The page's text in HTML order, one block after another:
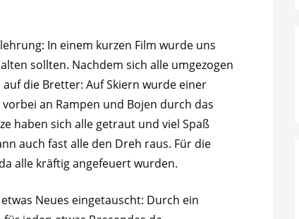
In einem kurzen Film wurde uns
sollten. Nachdem sich alle umgezogen
die Bretter: Auf Skiern wurde einer
an Rampen und Bojen durch das
haben sich alle getraut und viel Spaß
auch fast alle den Dreh raus. Für die
alle kräftig angefeuert wurden.
Neues eingetauscht: Durch ein